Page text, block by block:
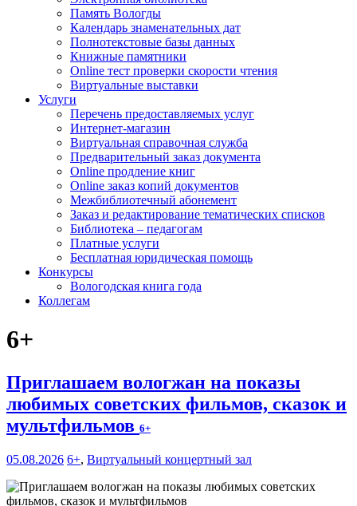
Память Вологды
Календарь знаменательных дат
Полнотекстовые базы данных
Книжные памятники
Online тест проверки скорости чтения
Виртуальные выставки
Услуги
Перечень предоставляемых услуг
Интернет-магазин
Виртуальная справочная служба
Предварительный заказ документа
Online продление книг
Online заказ копий документов
Межбиблиотечный абонемент
Заказ и редактирование тематических списков
Библиотека – педагогам
Платные услуги
Бесплатная юридическая помощь
Конкурсы
Вологодская книга года
Коллегам
6+
Приглашаем вологжан на показы
любимых советских фильмов, сказок и
мультфильмов 6+
05.08.2026 6+, Виртуальный концертный зал